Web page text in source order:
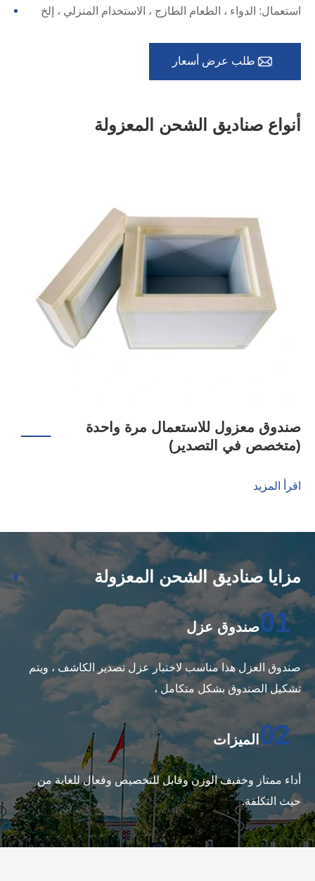
استعمال: الدواء ، الطعام الطازج ، الاستخدام المنزلي ، إلخ
 طلب عرض أسعار
أنواع صناديق الشحن المعزولة
صندوق معزول للاستعمال مرة واحدة
(متخصص في التصدير)
اقرأ المزيد
مزايا صناديق الشحن المعزولة
01صندوق عزل
صندوق العزل هذا مناسب لاختبار عزل تصدير الكاشف ، ويتم
تشكيل الصندوق بشكل متكامل ،
02 الميزات
أداء ممتاز وخفيف الوزن وقابل للتخصيص وفعال للغاية من
حيث التكلفة.